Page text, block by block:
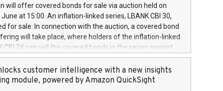
Delegated Regulation (EU) 2016/1052, also referred
Harbour rules. Trading dayNumber of shares bought
transaction priceAmount DKKAccumulated trading for
June
June
June
will offer covered bonds for sale via auction held on
at 15:00. An inflation-linked series, LBANK CBI 30,
for sale. In connection with the auction, a covered bond
will take place, where holders of the inflation-linked
CBI 24 can sell the covered bonds in the series against
bought in the above-mentioned auction. The clean
is predefined at 99,594. Expected settlement date is
Covered bonds issued by Landsbankinn are rated A+
customer intelligence with a new insights
module, powered by Amazon QuickSight